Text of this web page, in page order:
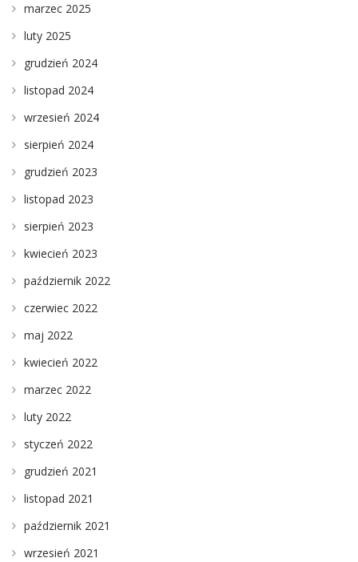
marzec 2025
luty 2025
grudzień 2024
listopad 2024
wrzesień 2024
sierpień 2024
grudzień 2023
listopad 2023
sierpień 2023
kwiecień 2023
październik 2022
czerwiec 2022
maj 2022
kwiecień 2022
marzec 2022
luty 2022
styczeń 2022
grudzień 2021
listopad 2021
październik 2021
wrzesień 2021